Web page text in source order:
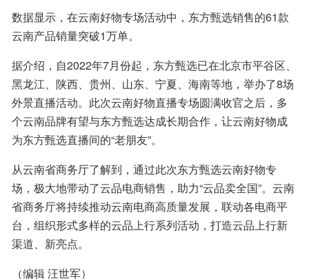
数据显示，在云南好物专场活动中，东方甄选销售的61款
云南产品销量突破1万单。
据介绍，自2022年7月份起，东方甄选已在北京市平谷区、
黑龙江、陕西、贵州、山东、宁夏、海南等地，举办了8场
外景直播活动。此次云南好物直播专场圆满收官之后，多
个云南品牌有望与东方甄选达成长期合作，让云南好物成
为东方甄选直播间的“老朋友”。
从云南省商务厅了解到，通过此次东方甄选云南好物专
场，极大地带动了云品电商销售，助力“云品卖全国”。云南
省商务厅将持续推动云南电商高质量发展，联动各电商平
台，组织形式多样的云品上行系列活动，打造云品上行新
渠道、新亮点。
（编辑 汪世军）